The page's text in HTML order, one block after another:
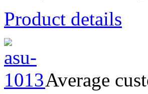
Product details
Average